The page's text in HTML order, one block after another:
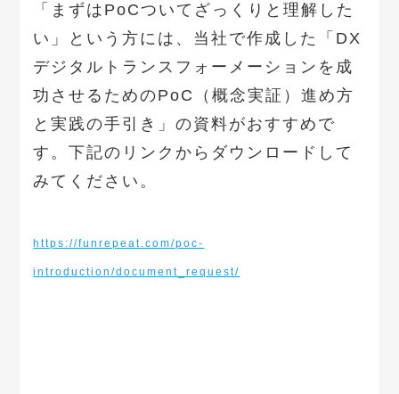
「まずはPoCついてざっくりと理解した
い」という方には、当社で作成した「DX
デジタルトランスフォーメーションを成
功させるためのPoC（概念実証）進め方
と実践の手引き」の資料がおすすめで
す。下記のリンクからダウンロードして
みてください。
https://funrepeat.com/poc-
introduction/document_request/